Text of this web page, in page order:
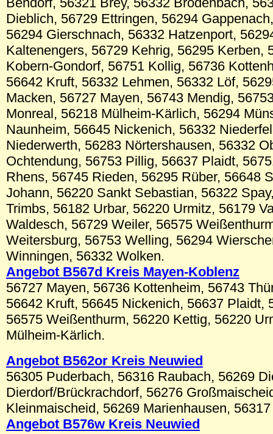
Dieblich, 56729 Ettringen, 56294
56294 Gierschnach, 56332 Hatzenport,
Kaltenengers, 56729 Kehrig, 56295 Kerben,
Kobern-Gondorf, 56751 Kollig, 56736
56642 Kruft, 56332 Lehmen, 56332 Löf,
Macken, 56727 Mayen, 56743 Mendig,
Monreal, 56218 Mülheim-Kärlich, 56294
Naunheim, 56645 Nickenich, 56332
Niederwerth, 56283 Nörtershausen, 56332
Ochtendung, 56753 Pillig, 56637 Plaidt,
Rhens, 56745 Rieden, 56295 Rüber, 56648
Johann, 56220 Sankt Sebastian, 56322
Trimbs, 56182 Urbar, 56220 Urmitz, 56179
Waldesch, 56729 Weiler, 56575
Weitersburg, 56753 Welling, 56294
Winningen, 56332 Wolken.
Angebot B567d Kreis Mayen-Koblenz
56727 Mayen, 56736 Kottenheim, 56743
56642 Kruft, 56645 Nickenich, 56637 Plaidt,
56575 Weißenthurm, 56220 Kettig, 56220
Mülheim-Kärlich.
Angebot B562or Kreis Neuwied
56305 Puderbach, 56316 Raubach, 56269
Dierdorf/Brückrachdorf, 56276
Kleinmaischeid, 56269 Marienhausen,
Angebot B576w Kreis Neuwied